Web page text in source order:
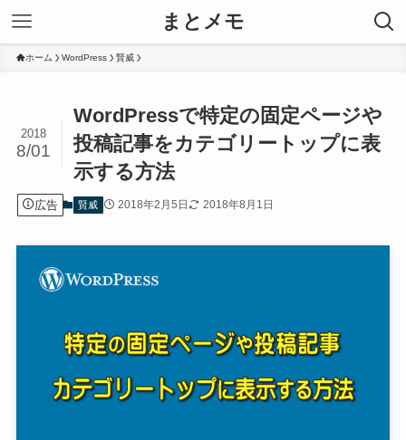
まとメモ
ホーム WordPress 賢威
WordPressで特定の固定ページや
投稿記事をカテゴリートップに表
示する方法
2018
8/01
広告 賢威 2018年2月5日 2018年8月1日